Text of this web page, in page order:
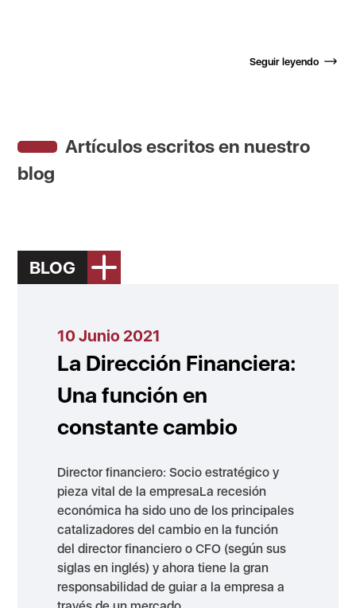
Seguir leyendo
Artículos escritos en nuestro
blog
BLOG
10 Junio 2021
La Dirección Financiera:
Una función en
constante cambio
Director financiero: Socio estratégico y
pieza vital de la empresaLa recesión
económica ha sido uno de los principales
catalizadores del cambio en la función
del director financiero o CFO (según sus
siglas en inglés) y ahora tiene la gran
responsabilidad de guiar a la empresa a